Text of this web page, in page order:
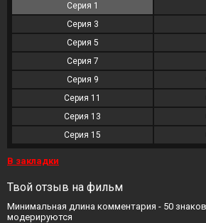
Серия 1
Серия 3
Серия 5
Серия 7
Серия 9
Серия 11
Серия 13
Серия 15
В закладки
Твой отзыв на фильм
Минимальная длина комментария - 50
модерируются